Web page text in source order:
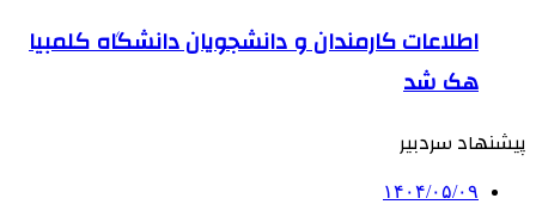
اطلاعات کارمندان و دانشجویان دانشگاه کلمبیا
هک شد
پیشنهاد سردبیر
۱۴۰۴/۰۵/۰۹